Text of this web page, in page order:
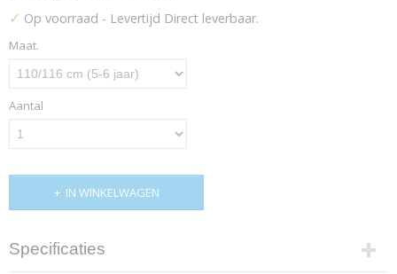
✓ Op voorraad - Levertijd Direct leverbaar.
Maat.
Aantal
IN WINKELWAGEN
Specificaties